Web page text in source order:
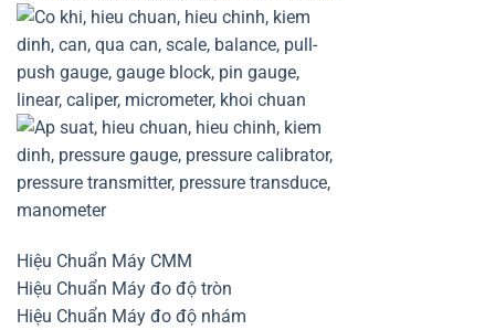
Hiệu Chuẩn Máy CMM
Hiệu Chuẩn Máy đo độ tròn
Hiệu Chuẩn Máy đo độ nhám